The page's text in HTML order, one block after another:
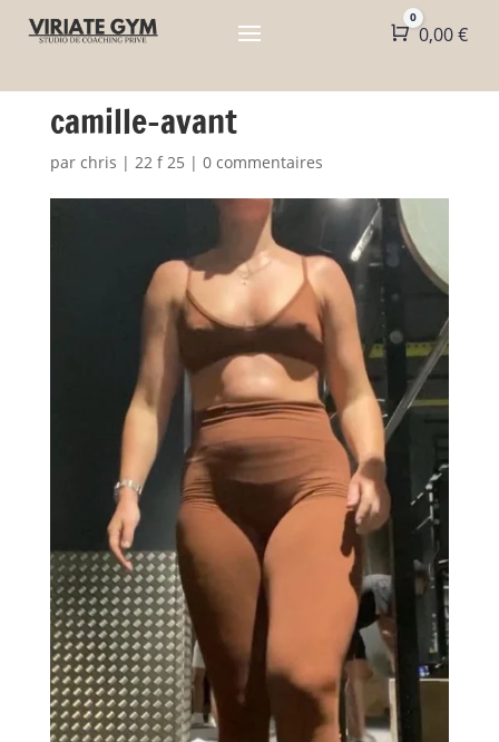
Panier
0
0,00€
camille-avant
par chris | 22 f 25 | 0 commentaires